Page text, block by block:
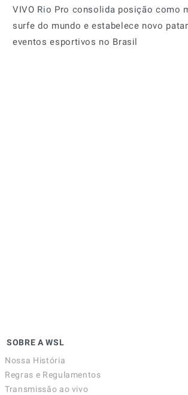
VIVO Rio Pro consolida posição como
surfe do mundo e estabelece novo
eventos esportivos no Brasil
SOBRE A WSL
Nossa História
Regras e Regulamentos
Transmissão ao vivo